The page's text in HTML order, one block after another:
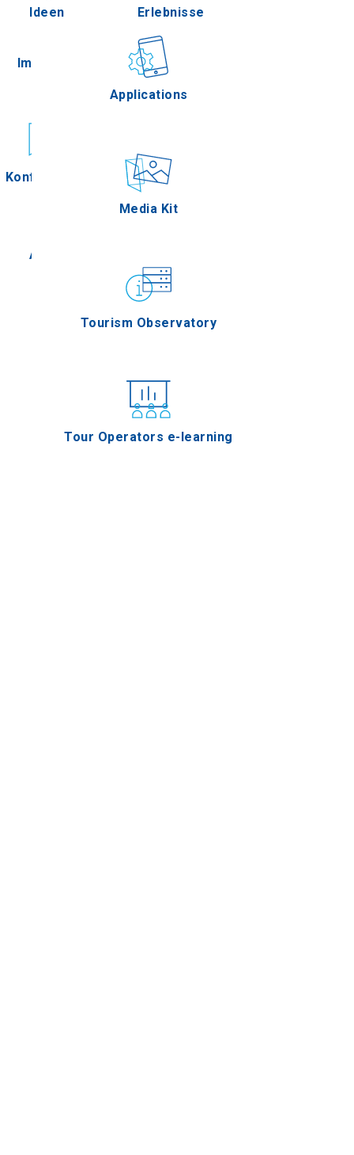
Agion Oros
Im Freien Gastronomie
Konferenzen Ereignisse
Applications
Media Kit
Tourism Observatory
Tour Operators e-learning
Ideen Erlebnisse